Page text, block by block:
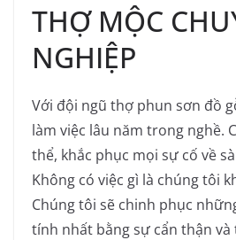
THỢ MỘC
NGHIỆP
Với đội ngũ thợ phun sơn đồ
làm việc lâu năm trong nghề.
thể, khắc phục mọi sự cố về
Không có việc gì là chúng tôi
Chúng tôi sẽ chinh phục
tính nhất bằng sự cẩn thận